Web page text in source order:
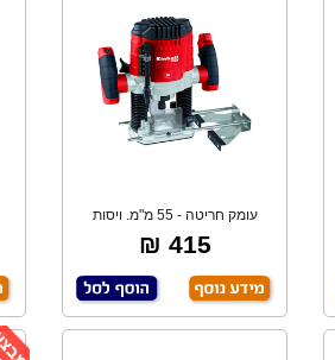
עומק חריטה - 55 מ"מ. ויסות
מהירות אלקטר
415 ₪